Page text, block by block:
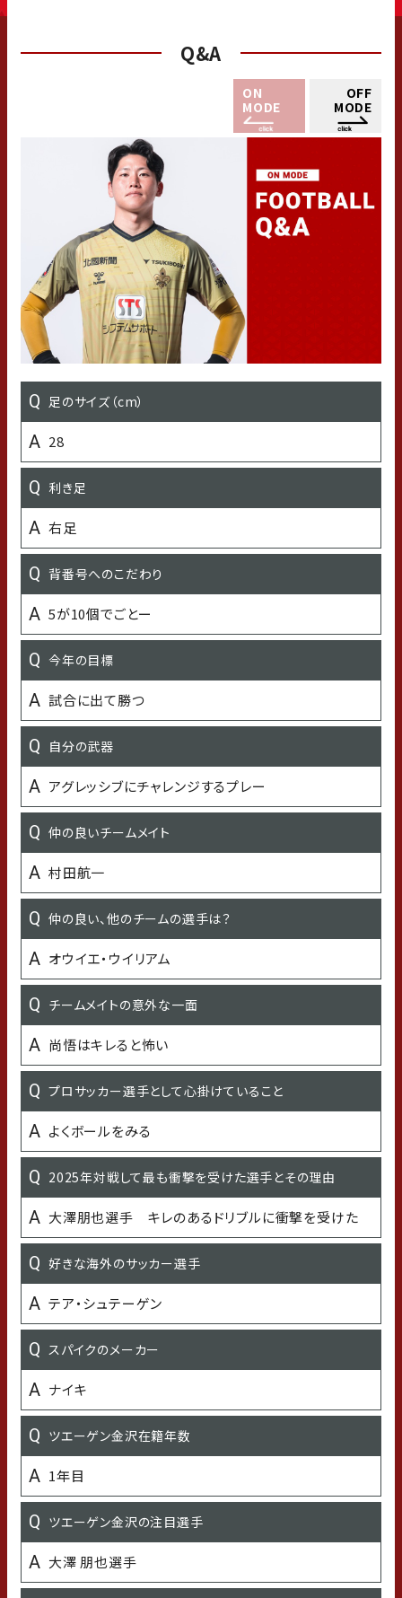
Q&A
足のサイズ（cm）
28
利き足
右足
背番号へのこだわり
5が10個でごとー
今年の目標
試合に出て勝つ
自分の武器
アグレッシブにチャレンジするプレー
仲の良いチームメイト
村田航一
仲の良い、他のチームの選手は？
オウイエ・ウイリアム
チームメイトの意外な一面
尚悟はキレると怖い
プロサッカー選手として心掛けていること
よくボールをみる
2025年対戦して最も衝撃を受けた選手とその理由
大澤朋也選手 キレのあるドリブルに衝撃を受けた
好きな海外のサッカー選手
テア・シュテーゲン
スパイクのメーカー
ナイキ
ツエーゲン金沢在籍年数
1年目
ツエーゲン金沢の注目選手
大澤 朋也選手
街をブラブラしながらカフェにいく
既存選手：石川県のおすすめスポット／新加入：石川県の
行ってみたいところ
海鮮を食べたい
もらって嬉しいプレゼント
本
苦手なこと
高いところ
今年「挑戦」したいこと
金沢を知る
好きな食べ物
モンブラン
好きなご飯のおとも
高菜
嫌いな食べ物
なし
好きな（よく聴く）アーティストや音楽
サカナクション
好きな芸能人
ダニエル・ラドクリフ
OFF
MODE
ON
MODE